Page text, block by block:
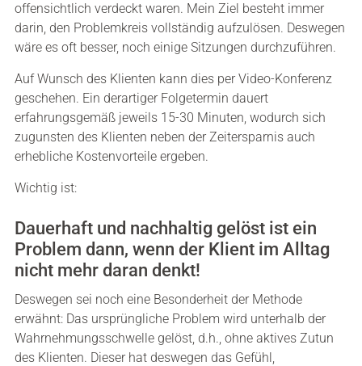
offensichtlich verdeckt waren. Mein Ziel besteht immer
darin, den Problemkreis vollständig aufzulösen. Deswegen
wäre es oft besser, noch einige Sitzungen durchzuführen.
Auf Wunsch des Klienten kann dies per Video-Konferenz
geschehen. Ein derartiger Folgetermin dauert
erfahrungsgemäß jeweils 15-30 Minuten, wodurch sich
zugunsten des Klienten neben der Zeitersparnis auch
erhebliche Kostenvorteile ergeben.
Wichtig ist:
Dauerhaft und nachhaltig gelöst ist ein
Problem dann, wenn der Klient im Alltag
nicht mehr daran denkt!
Deswegen sei noch eine Besonderheit der Methode
erwähnt: Das ursprüngliche Problem wird unterhalb der
Wahrnehmungsschwelle gelöst, d.h., ohne aktives Zutun
des Klienten. Dieser hat deswegen das Gefühl,